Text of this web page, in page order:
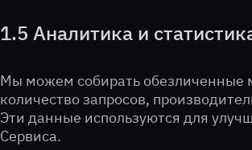
1.5 Аналитика и
Мы можем собирать обезличенные
количество запросов,
Эти данные используются для
Сервиса.